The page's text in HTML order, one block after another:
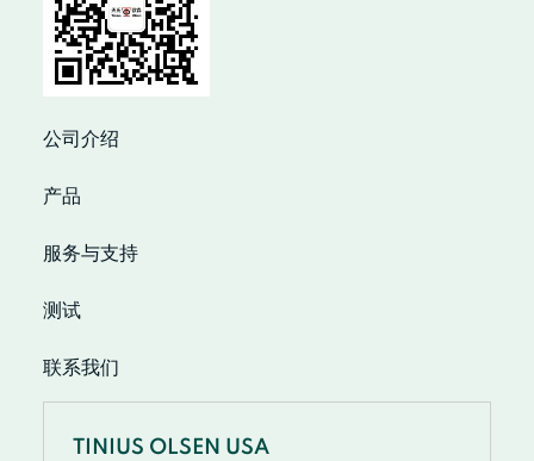
公司介绍
产品
服务与支持
测试
联系我们
TINIUS OLSEN USA